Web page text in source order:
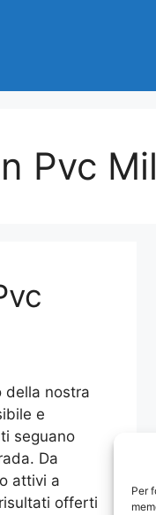
Per
Pvc
della nostra
e
seguano
Da
attivi a
offerti